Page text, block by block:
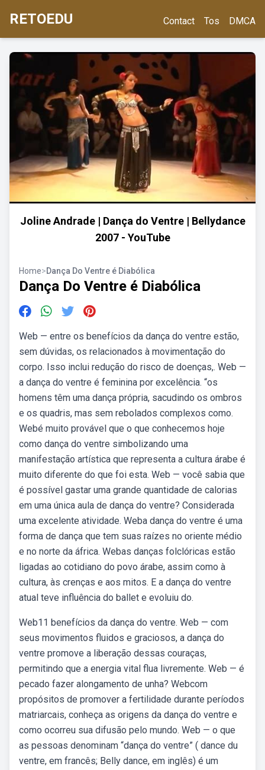
RETOEDU Contact Tos DMCA
Joline Andrade | Dança do Ventre | Bellydance
2007 - YouTube
Home>Dança Do Ventre é Diabólica
Dança Do Ventre é Diabólica
Web — entre os benefícios da dança do ventre estão,
sem dúvidas, os relacionados à movimentação do
corpo. Isso inclui redução do risco de doenças,. Web —
a dança do ventre é feminina por excelência. “os
homens têm uma dança própria, sacudindo os ombros
e os quadris, mas sem rebolados complexos como.
Webé muito provável que o que conhecemos hoje
como dança do ventre simbolizando uma
manifestação artística que representa a cultura árabe é
muito diferente do que foi esta. Web — você sabia que
é possível gastar uma grande quantidade de calorias
em uma única aula de dança do ventre? Considerada
uma excelente atividade. Weba dança do ventre é uma
forma de dança que tem suas raízes no oriente médio
e no norte da áfrica. Webas danças folclóricas estão
ligadas ao cotidiano do povo árabe, assim como à
cultura, às crenças e aos mitos. E a dança do ventre
atual teve influência do ballet e evoluiu do.
Web11 benefícios da dança do ventre. Web — com
seus movimentos fluidos e graciosos, a dança do
ventre promove a liberação dessas couraças,
permitindo que a energia vital flua livremente. Web — é
pecado fazer alongamento de unha? Webcom
propósitos de promover a fertilidade durante períodos
matriarcais, conheça as origens da dança do ventre e
como ocorreu sua difusão pelo mundo. Web — o que
as pessoas denominam “dança do ventre” ( dance du
ventre, em francês; Belly dance, em inglês) é um